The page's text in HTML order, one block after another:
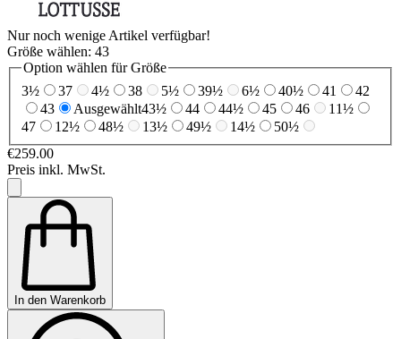
Nur noch wenige Artikel verfügbar!
Größe wählen: 43
Option wählen für Größe
3½
37 4½ 38 5½ 39½ 6½ 40½ 41
42
43
Ausgewählt43½ 44 44½ 45 46
11½
47
12½ 48½ 13½ 49½ 14½
50½
€259.00
Preis inkl. MwSt.
In den Warenkorb